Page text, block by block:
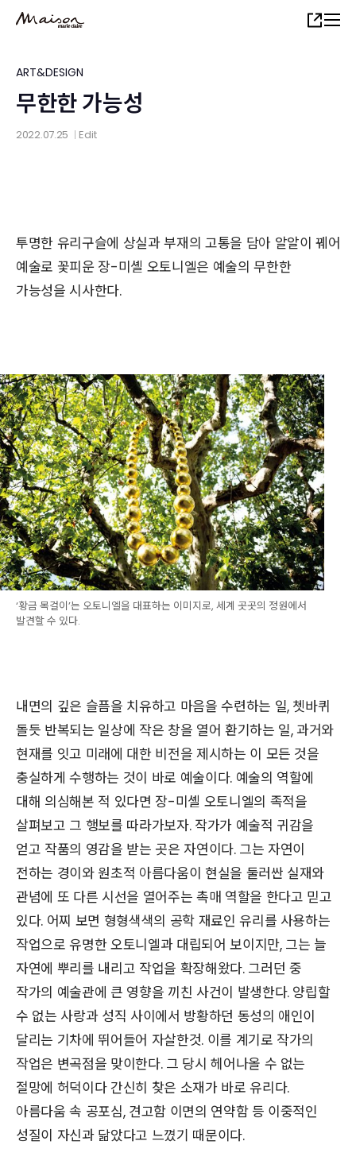
content
Share
ART&DESIGN
무한한 가능성
2022.07.25 Edit
투명한 유리구슬에 상실과 부재의 고통을 담아 알알이 꿰어
예술로 꽃피운 장-미셸 오토니엘은 예술의 무한한
가능성을 시사한다.
‘황금 목걸이’는 오토니엘을 대표하는 이미지로, 세계 곳곳의 정원에서
발견할 수 있다.
내면의 깊은 슬픔을 치유하고 마음을 수련하는 일, 쳇바퀴
돌듯 반복되는 일상에 작은 창을 열어 환기하는 일, 과거와
현재를 잇고 미래에 대한 비전을 제시하는 이 모든 것을
충실하게 수행하는 것이 바로 예술이다. 예술의 역할에
대해 의심해본 적 있다면 장-미셸 오토니엘의 족적을
살펴보고 그 행보를 따라가보자. 작가가 예술적 귀감을
얻고 작품의 영감을 받는 곳은 자연이다. 그는 자연이
전하는 경이와 원초적 아름다움이 현실을 둘러싼 실재와
관념에 또 다른 시선을 열어주는 촉매 역할을 한다고 믿고
있다. 어찌 보면 형형색색의 공학 재료인 유리를 사용하는
작업으로 유명한 오토니엘과 대립되어 보이지만, 그는 늘
자연에 뿌리를 내리고 작업을 확장해왔다. 그러던 중
작가의 예술관에 큰 영향을 끼친 사건이 발생한다. 양립할
수 없는 사랑과 성직 사이에서 방황하던 동성의 애인이
달리는 기차에 뛰어들어 자살한것. 이를 계기로 작가의
작업은 변곡점을 맞이한다. 그 당시 헤어나올 수 없는
절망에 허덕이다 간신히 찾은 소재가 바로 유리다.
아름다움 속 공포심, 견고함 이면의 연약함 등 이중적인
성질이 자신과 닮았다고 느꼈기 때문이다.